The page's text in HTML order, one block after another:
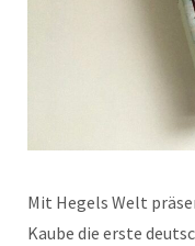
Mit Hegels Welt
Kaube die erste